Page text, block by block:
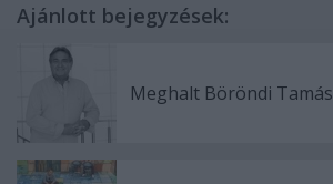
Ajánlott bejegyzések:
Meghalt Böröndi Tamás